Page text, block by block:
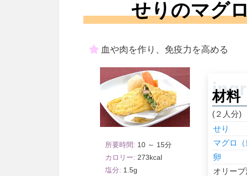
せりのマグ
血や肉を作り、免疫力を高める
10 ～ 15
273
1.5
材料
(２人分)
せり
マグロ（
卵
オリーブ